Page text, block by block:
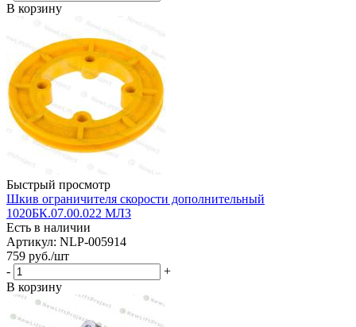
В корзину
Быстрый просмотр
Шкив ограничителя скорости дополнительный
1020БК.07.00.022 МЛЗ
Есть в наличии
Артикул: NLP-005914
759 руб./шт
-
+
В корзину